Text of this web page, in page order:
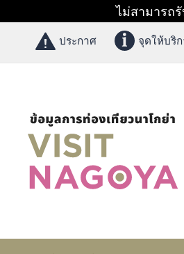
ไม่สามารถ
ประกาศ จุดให้บริ